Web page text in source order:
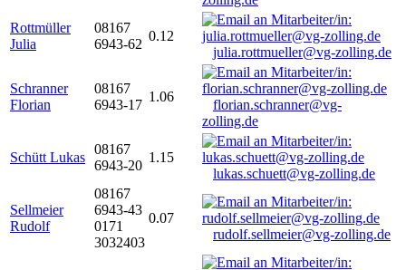
Rottmüller
Julia
08167
6943-62
0.12
julia.rottmueller@vg-zolling.de
Schranner
Florian
08167
6943-17
1.06
florian.schranner@vg-
zolling.de
Schütt Lukas
08167
6943-20
1.15
lukas.schuett@vg-zolling.de
Sellmeier
Rudolf
08167
6943-43
0171
3032403
0.07
rudolf.sellmeier@vg-zolling.de